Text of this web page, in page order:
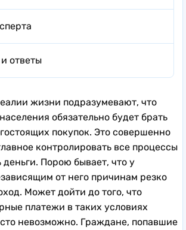
ответы
жизни подразумевают, что
обязательно будет брать
покупок. Это совершенно
контролировать все процессы
деньги. Порою бывает, что у
от него причинам резко
Может дойти до того, что
платежи в таких условиях
невозможно. Граждане, попавшие